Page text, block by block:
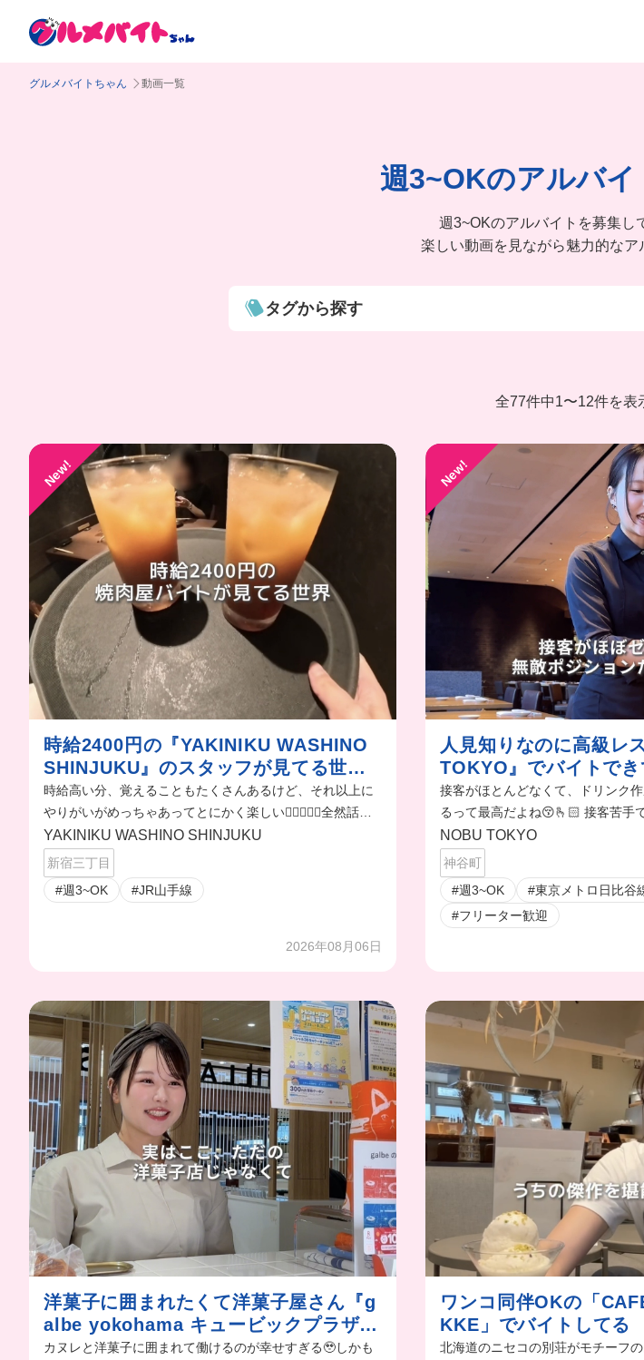
グルメバイトちゃん 動画一覧
週3~OKのアルバ
週3~OKのアルバイトを募集し
楽しい動画を見ながら魅力的な
タグから探す
全77件中1〜12件を表
New!
時給2400円の『YAKINIKU WASHINO
SHINJUKU』のスタッフが見てる世
界。
時給高い分、覚えることもたくさんあるけど、それ以上に
やりがいがめっちゃあってとにかく楽しい❤️‍🔥🤦🏻‍♀️全然話せ
なかった英語だって出来るようになっちゃうかも😌🥰
YAKINIKU WASHINO SHINJUKU
新宿三丁目
#週3~OK
#JR山手線
2026年08月06日
New!
人見知りなのに高級レ
TOKYO』でバイトで
接客がほとんどなくて、ドリンク
るって最高だよね😚🫰🏻 接客苦手
お店だから働きやすいの🫶🏻❤️‍🔥
NOBU TOKYO
神谷町
#週3~OK
#東京メトロ日比谷
#フリーター歓迎
洋菓子に囲まれたくて洋菓子屋さん『g
albe yokohama キュービックプラザ新
横浜店』でバイト始めちゃった
カヌレと洋菓子に囲まれて働けるのが幸せすぎる🥹しかも
ワンコ同伴OKの「
KKE」でバイトしてる
北海道のニセコの別荘がモチーフ